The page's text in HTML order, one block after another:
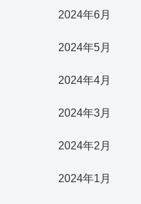
2024年6月
2024年5月
2024年4月
2024年3月
2024年2月
2024年1月